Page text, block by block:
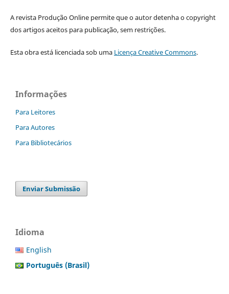
A revista Produção Online permite que o autor detenha o copyright
dos artigos aceitos para publicação, sem restrições.
Esta obra está licenciada sob uma Licença Creative Commons.
Informações
Para Leitores
Para Autores
Para Bibliotecários
Enviar Submissão
Idioma
English
Português (Brasil)